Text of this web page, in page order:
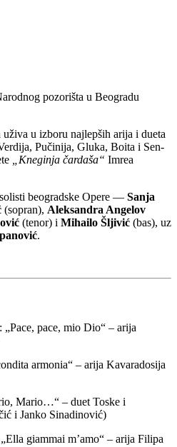
u izboru najlepših arija i dueta
Pučinija, Gluka, Boita i Sen-
„Kneginja čardaša“ Imrea
beogradske Opere — Sanja
(sopran), Aleksandra Angelov
(tenor) i Mihailo Šljivić (bas), uz
.
: „Pace, pace, mio Dio“ – arija
armonia“ – arija Kavaradosija
Mario…“ – duet Toske i
i Janko Sinadinović)
giammai m’amo“ – arija Filipa